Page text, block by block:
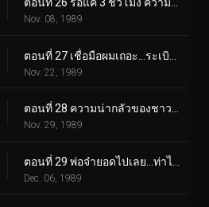
Nov. 08, 1989
Nov. 22, 1989
ตอนที่ 28 ความน่ากลัวของชาวไซย่า…พระเจ้าและพิคโกโร่ตายแล้ว
Nov. 29, 1989
Dec. 06, 1989